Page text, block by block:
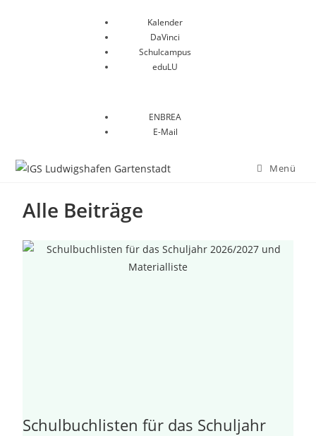
Kalender
DaVinci
Schulcampus
eduLU
ENBREA
E-Mail
Menü
Alle Beiträge
Schulbuchlisten für das Schuljahr